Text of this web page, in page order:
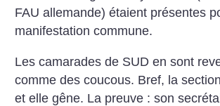
FAU allemande) étaient présentes
manifestation commune.
Les camarades de SUD en sont
comme des coucous. Bref, la
et elle gêne. La preuve : son